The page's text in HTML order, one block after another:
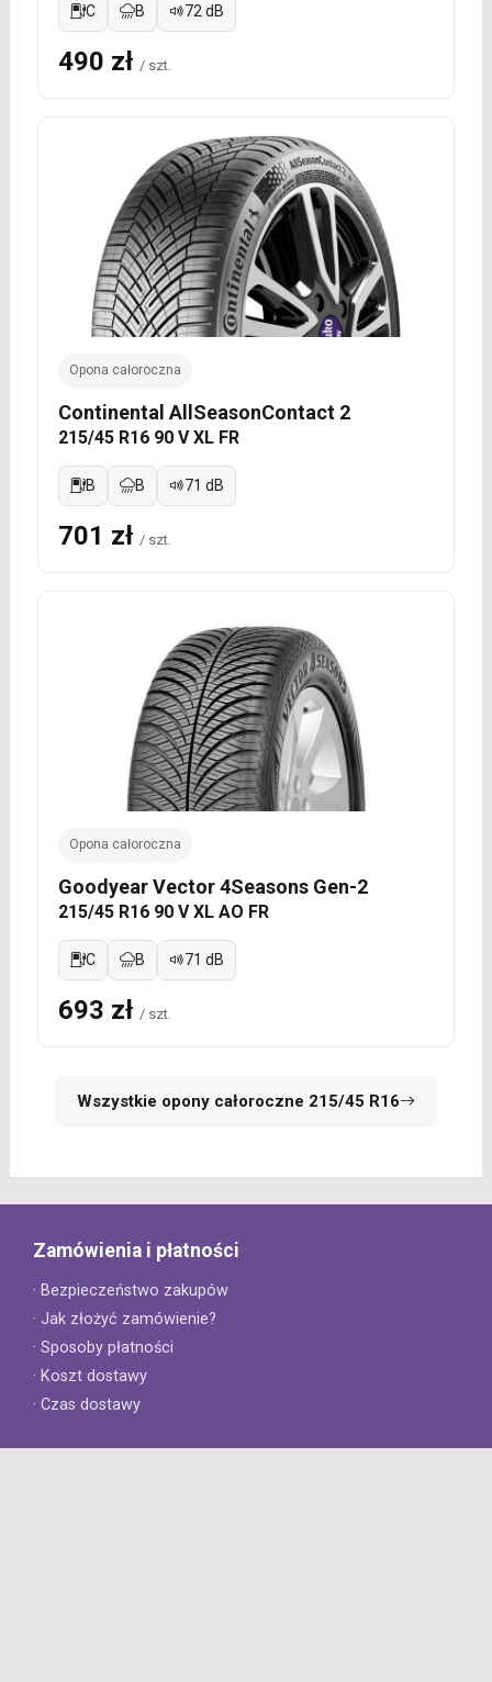
C B 72 dB
490 zł / szt.
Opona całoroczna
Continental AllSeasonContact 2
215/45 R16 90 V XL FR
B B 71 dB
701 zł / szt.
Opona całoroczna
Goodyear Vector 4Seasons Gen-2
215/45 R16 90 V XL AO FR
C B 71 dB
693 zł / szt.
Wszystkie opony całoroczne 215/45 R16
Zamówienia i płatności
· Bezpieczeństwo zakupów
· Jak złożyć zamówienie?
· Sposoby płatności
· Koszt dostawy
· Czas dostawy